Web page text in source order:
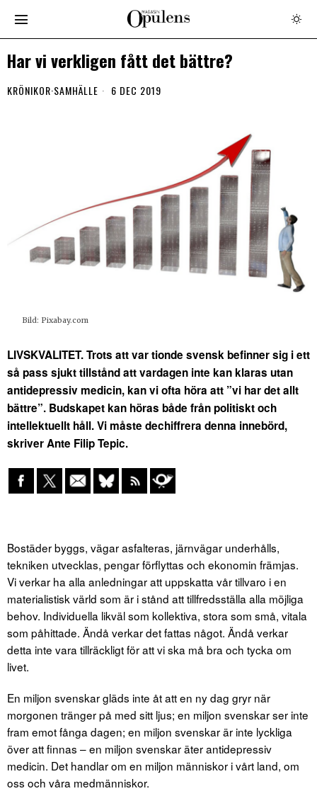
Har vi verkligen fått det bättre?
KRÖNIKOR·SAMHÄLLE 6 DEC 2019
Bild: Pixabay.com
LIVSKVALITET. Trots att var tionde svensk befinner sig i ett
så pass sjukt tillstånd att vardagen inte kan klaras utan
antidepressiv medicin, kan vi ofta höra att ”vi har det allt
bättre”. Budskapet kan höras både från politiskt och
intellektuellt håll. Vi måste dechiffrera denna innebörd,
skriver Ante Filip Tepic.
Bostäder byggs, vägar asfalteras, järnvägar underhålls,
tekniken utvecklas, pengar förflyttas och ekonomin främjas.
Vi verkar ha alla anledningar att uppskatta vår tillvaro i en
materialistisk värld som är i stånd att tillfredsställa alla möjliga
behov. Individuella likväl som kollektiva, stora som små, vitala
som påhittade. Ändå verkar det fattas något. Ändå verkar
detta inte vara tillräckligt för att vi ska må bra och tycka om
livet.
En miljon svenskar gläds inte åt att en ny dag gryr när
morgonen tränger på med sitt ljus; en miljon svenskar ser inte
fram emot fånga dagen; en miljon svenskar är inte lyckliga
över att finnas – en miljon svenskar äter antidepressiv
medicin. Det handlar om en miljon människor i vårt land, om
oss och våra medmänniskor.